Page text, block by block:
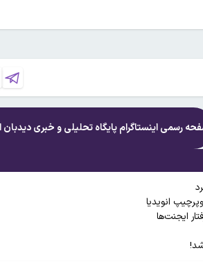
رسمی اینستاگرام پایگاه تحلیلی و خبریدیدبان
ایجنت‌ها